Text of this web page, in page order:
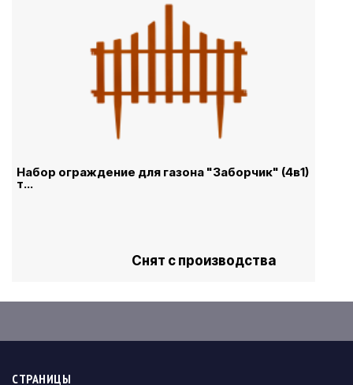
Набор ограждение для газона "Заборчик" (4в1)
т...
Снят с производства
СТРАНИЦЫ